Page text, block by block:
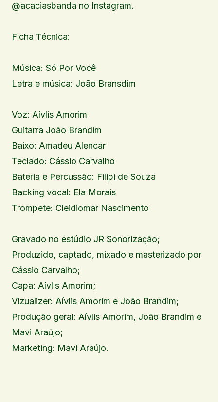
@acaciasbanda no Instagram.
Ficha Técnica:
Música: Só Por Você
Letra e música: João Bransdim
Voz: Aívlis Amorim
Guitarra João Brandim
Baixo: Amadeu Alencar
Teclado: Cássio Carvalho
Bateria e Percussão: Filipi de Souza
Backing vocal: Ela Morais
Trompete: Cleidiomar Nascimento
Gravado no estúdio JR Sonorização;
Produzido, captado, mixado e masterizado por
Cássio Carvalho;
Capa: Aívlis Amorim;
Vizualizer: Aívlis Amorim e João Brandim;
Produção geral: Aívlis Amorim, João Brandim e
Mavi Araújo;
Marketing: Mavi Araújo.